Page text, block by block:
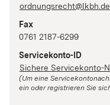
ordnungsrecht@lkbh.de
Fax
0761 2187-6299
Servicekonto-ID
Sichere Servicekonto-
(Um eine
ein oder registrieren Sie